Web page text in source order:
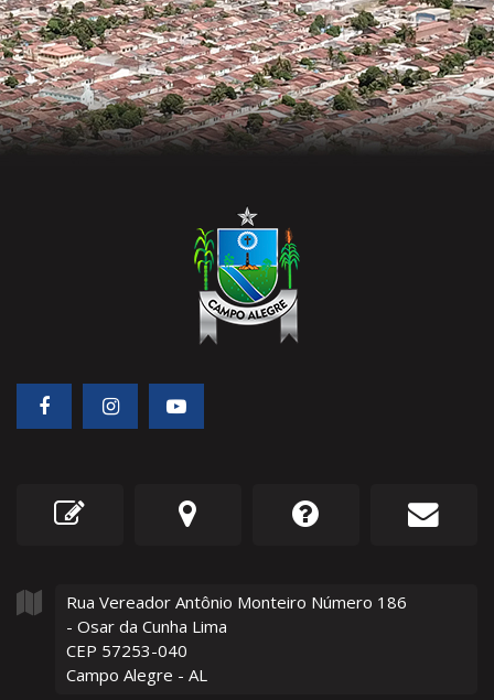
Rua Vereador Antônio Monteiro Número 186
- Osar da Cunha Lima
CEP 57253-040
Campo Alegre - AL